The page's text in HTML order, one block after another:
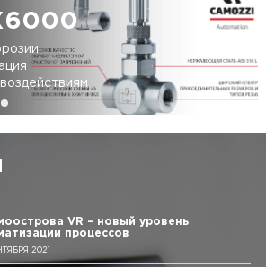
VR – новый уровень
процессов
2021